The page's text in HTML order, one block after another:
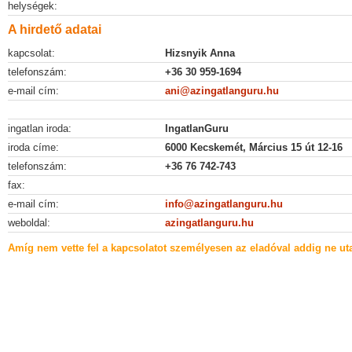
helységek:
A hirdető adatai
kapcsolat:
Hizsnyik Anna
telefonszám:
+36 30 959-1694
e-mail cím:
ani@azingatlanguru.hu
ingatlan iroda: IngatlanGuru
iroda címe:
6000 Kecskemét, Március 15 út 12-16
telefonszám:
+36 76 742-743
fax:
e-mail cím:
info@azingatlanguru.hu
weboldal:
azingatlanguru.hu
Amíg nem vette fel a kapcsolatot személyesen az eladóval addig ne